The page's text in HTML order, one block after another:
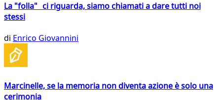
La "folla" ci riguarda, siamo chiamati a dare tutti noi
stessi
di Enrico Giovannini
Marcinelle, se la memoria non diventa azione è solo una
cerimonia